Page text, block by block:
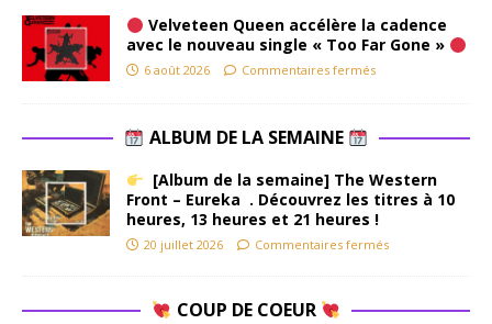
Velveteen Queen accélère la cadence
avec le nouveau single « Too Far Gone »
6 août 2026 Commentaires fermés
ALBUM DE LA SEMAINE
[Album de la semaine] The Western
Front – Eureka . Découvrez les titres à 10
heures, 13 heures et 21 heures !
20 juillet 2026 Commentaires fermés
COUP DE COEUR